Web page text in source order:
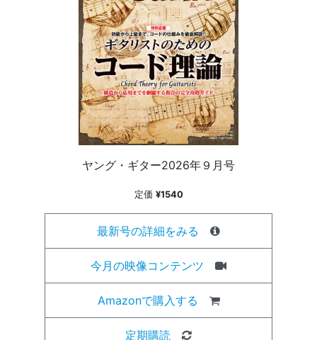
ヤング・ギター2026年９月号
定価 ¥1540
最新号の詳細をみる
今月の映像コンテンツ
Amazonで購入する
定期購読